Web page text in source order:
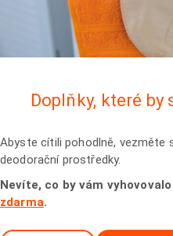
Doplňky, které by
Abyste cítili pohodlně, vezměte
deodorační prostředky.
Nevíte, co by vám
zdarma.